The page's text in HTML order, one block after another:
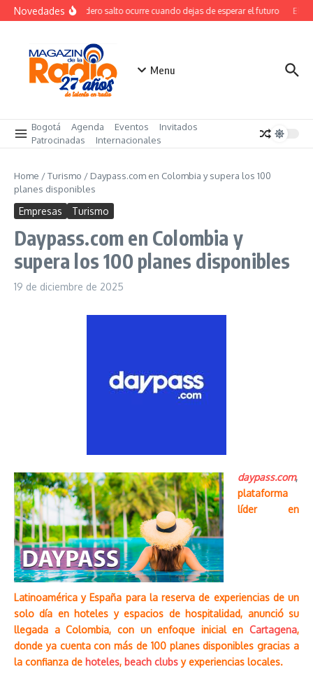
Saltar al contenido
NovedadesEl verdadero salto ocurre cuando dejas de esperar el futuro El
Menu
Bogotá Agenda Eventos
Invitados
Patrocinadas
Internacionales
Home /Turismo / Daypass.com en Colombia y supera los 100
planes disponibles
Empresas Turismo
Daypass.com en Colombia y
supera los 100 planes disponibles
19 de diciembre de 2025
daypass.com,
plataforma
líder en
Latinoamérica y España para la reserva de experiencias de un
solo día en hoteles y espacios de hospitalidad, anunció su
llegada a Colombia, con un enfoque inicial en Cartagena,
donde ya cuenta con más de 100 planes disponibles gracias a
la confianza de hoteles, beach clubs y experiencias locales.